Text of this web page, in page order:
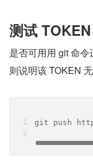
测试 TOKEN
是否可用用 git 命
则说明该 TOKEN
git push